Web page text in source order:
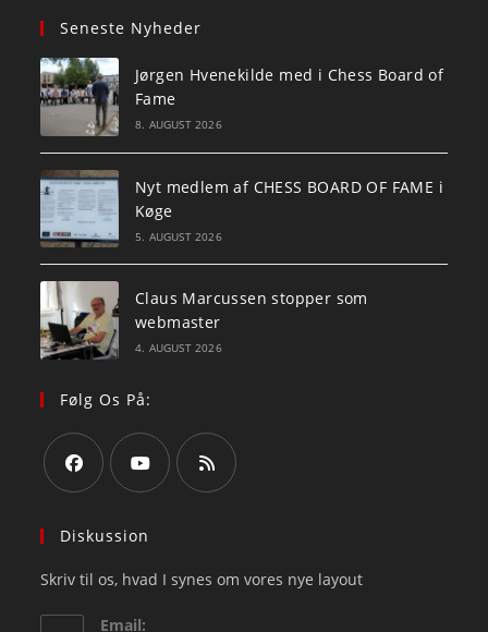
Seneste Nyheder
Jørgen Hvenekilde med i Chess Board of
Fame
8. AUGUST 2026
Nyt medlem af CHESS BOARD OF FAME i
Køge
5. AUGUST 2026
Claus Marcussen stopper som
webmaster
4. AUGUST 2026
Følg Os På:
in
new
tab
in
new
new
Diskussion
Skriv til os, hvad I synes om vores nye layout
Email: